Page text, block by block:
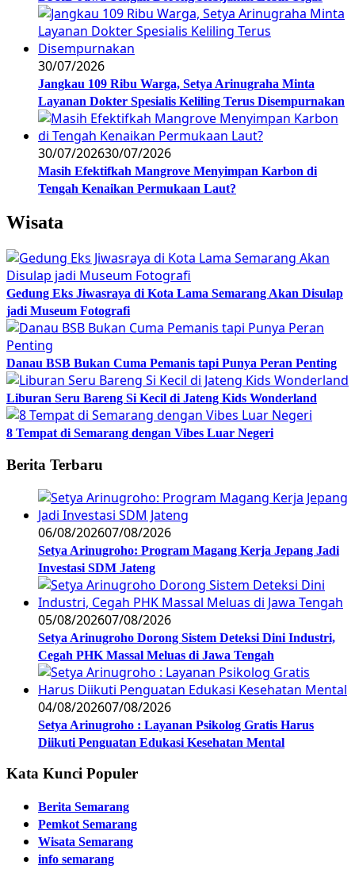
30/07/2026
Jangkau 109 Ribu Warga, Setya Arinugraha Minta
Layanan Dokter Spesialis Keliling Terus Disempurnakan
30/07/202630/07/2026
Masih Efektifkah Mangrove Menyimpan Karbon di
Tengah Kenaikan Permukaan Laut?
Wisata
Gedung Eks Jiwasraya di Kota Lama Semarang Akan Disulap
jadi Museum Fotografi
Danau BSB Bukan Cuma Pemanis tapi Punya Peran Penting
Liburan Seru Bareng Si Kecil di Jateng Kids Wonderland
8 Tempat di Semarang dengan Vibes Luar Negeri
Berita Terbaru
06/08/202607/08/2026
Setya Arinugroho: Program Magang Kerja Jepang Jadi
Investasi SDM Jateng
05/08/202607/08/2026
Setya Arinugroho Dorong Sistem Deteksi Dini Industri,
Cegah PHK Massal Meluas di Jawa Tengah
04/08/202607/08/2026
Setya Arinugroho : Layanan Psikolog Gratis Harus
Diikuti Penguatan Edukasi Kesehatan Mental
Kata Kunci Populer
Berita Semarang
Pemkot Semarang
Wisata Semarang
info semarang